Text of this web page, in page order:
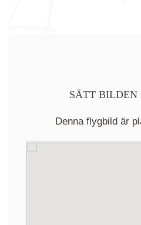
SÄTT BILDEN
Denna flygbild är